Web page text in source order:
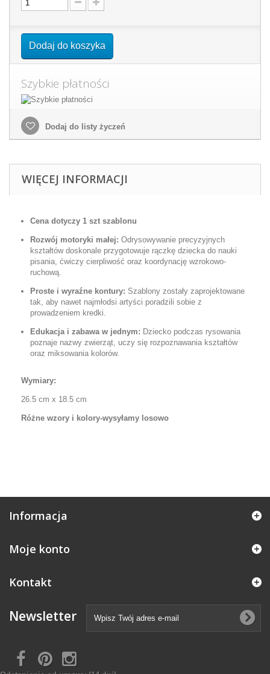
Dodaj do koszyka
Szybkie płatności
Dodaj do listy życzeń
WIĘCEJ INFORMACJI
Cena dotyczy 1 szt szablonu
Rozwój motoryki małej: Odrysowywanie precyzyjnych
kształtów doskonale przygotowuje rączkę dziecka do nauki
pisania, ćwiczy cierpliwość oraz koordynację wzrokowo-
ruchową.
Proste i wyraźne kontury: Szablony zostały zaprojektowane
tak, aby nawet najmłodsi artyści poradzili sobie z
prowadzeniem kredki.
Edukacja i zabawa w jednym: Dziecko podczas rysowania
poznaje nazwy zwierząt, uczy się rozpoznawania kształtów
oraz miksowania kolorów.
Wymiary:
26.5 cm x 18.5 cm
Różne wzory i kolory-wysyłamy losowo
Informacja
Moje konto
Kontakt
Newsletter